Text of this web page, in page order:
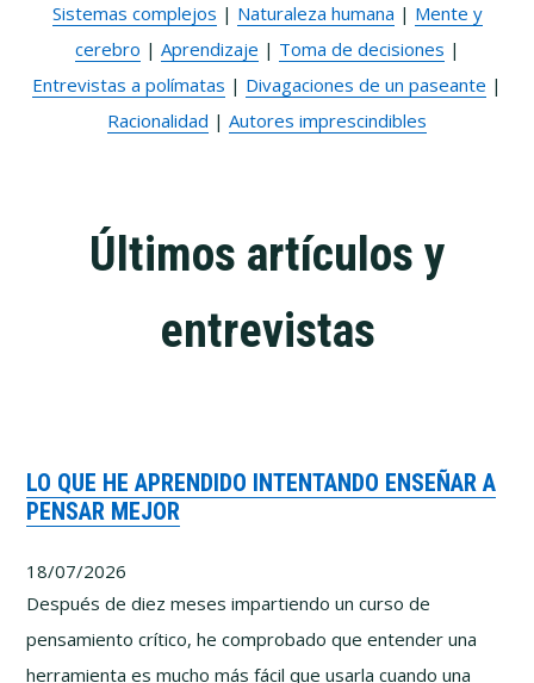
Sistemas complejos | Naturaleza humana | Mente y
cerebro | Aprendizaje | Toma de decisiones |
Entrevistas a polímatas | Divagaciones de un paseante |
Racionalidad | Autores imprescindibles
Últimos artículos y
entrevistas
LO QUE HE APRENDIDO INTENTANDO ENSEÑAR A
PENSAR MEJOR
18/07/2026
Después de diez meses impartiendo un curso de
pensamiento crítico, he comprobado que entender una
herramienta es mucho más fácil que usarla cuando una